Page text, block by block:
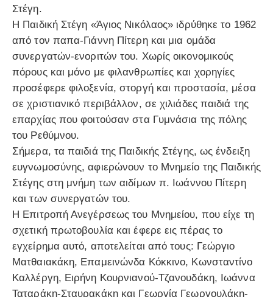
Στέγη.
Η Παιδική Στέγη «Άγιος Νικόλαος» ιδρύθηκε το 1962
από τον παπα-Γιάννη Πίτερη και μια ομάδα
συνεργατών-ενοριτών του. Χωρίς οικονομικούς
πόρους και μόνο με φιλανθρωπίες και χορηγίες
προσέφερε φιλοξενία, στοργή και προστασία, μέσα
σε χριστιανικό περιβάλλον, σε χιλιάδες παιδιά της
επαρχίας που φοιτούσαν στα Γυμνάσια της πόλης
του Ρεθύμνου.
Σήμερα, τα παιδιά της Παιδικής Στέγης, ως ένδειξη
ευγνωμοσύνης, αφιερώνουν το Μνημείο της Παιδικής
Στέγης στη μνήμη των αιδίμων π. Ιωάννου Πίτερη
και των συνεργατών του.
Η Επιτροπή Ανεγέρσεως του Μνημείου, που είχε τη
σχετική πρωτοβουλία και έφερε εις πέρας το
εγχείρημα αυτό, αποτελείται από τους: Γεώργιο
Ματθαιακάκη, Επαμεινώνδα Κόκκινο, Κωνσταντίνο
Καλλέργη, Ειρήνη Κουρνιανού-Τζανουδάκη, Ιωάννα
Ταταράκη-Σταυρακάκη και Γεωργία Γεωργουλάκη-